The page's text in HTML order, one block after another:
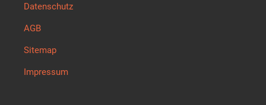
Datenschutz
AGB
Sitemap
Impressum